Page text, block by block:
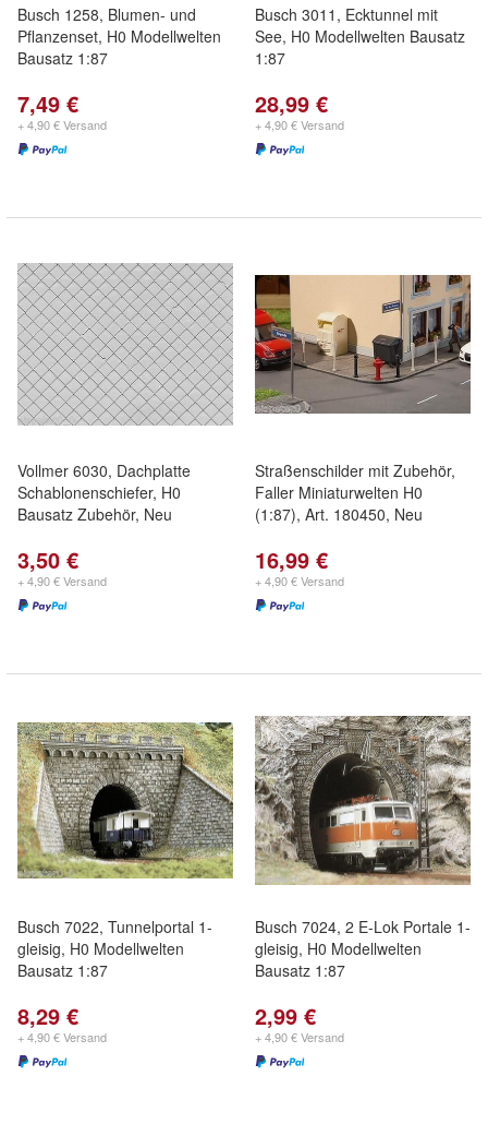
Busch 1258, Blumen- und
Pflanzenset, H0 Modellwelten
Bausatz 1:87
7,49 €
+ 4,90 € Versand
Busch 3011, Ecktunnel mit
See, H0 Modellwelten Bausatz
1:87
28,99 €
+ 4,90 € Versand
Vollmer 6030, Dachplatte
Schablonenschiefer, H0
Bausatz Zubehör, Neu
3,50 €
+ 4,90 € Versand
Straßenschilder mit Zubehör,
Faller Miniaturwelten H0
(1:87), Art. 180450, Neu
16,99 €
+ 4,90 € Versand
Busch 7022, Tunnelportal 1-
gleisig, H0 Modellwelten
Bausatz 1:87
8,29 €
+ 4,90 € Versand
Busch 7024, 2 E-Lok Portale 1-
gleisig, H0 Modellwelten
Bausatz 1:87
2,99 €
+ 4,90 € Versand